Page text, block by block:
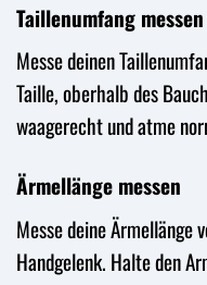
Taillenumfang messen
Messe deinen
Taille, oberhalb des
waagerecht und atme
Ärmellänge messen
Messe deine Ärmellänge
Handgelenk. Halte den